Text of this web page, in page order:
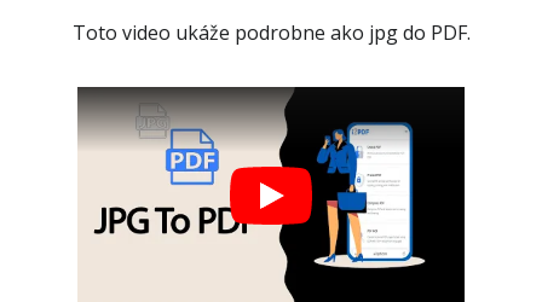
Toto video ukáže podrobne ako jpg do PDF.